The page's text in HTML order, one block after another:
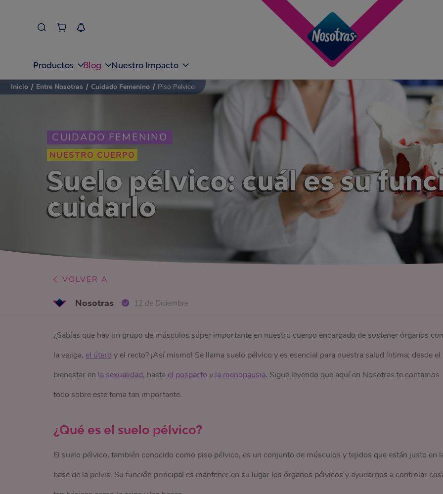
Productos Blog Nuestro Impacto
CUIDADO FEMENINO
NUESTRO CUERPO
Suelo pélvico: cuál es su
cuidarlo
Inicio / Entre Nosotras / Cuidado Femenino / Piso Pelvico
VOLVER A
Nosotras 12 de Diciembre
¿Sabías que hay un grupo de músculos súper importante en nuestro cuerpo encargado de sostener órganos
la vejiga, el útero y el recto? ¡Así mismo! Se llama suelo pélvico y es esencial para nuestra salud íntima; desde el
bienestar en la sexualidad, hasta el posparto y la menopausia. Sigue leyendo que aquí en Nosotras te contamos
todo sobre este tema tan importante.
¿Qué es el suelo pélvico?
El suelo pélvico, también conocido como piso pélvico, es un conjunto de músculos y tejidos que están justo en
base de la pelvis. Su función principal es mantener en su lugar los órganos pélvicos y ayudarnos a controlar